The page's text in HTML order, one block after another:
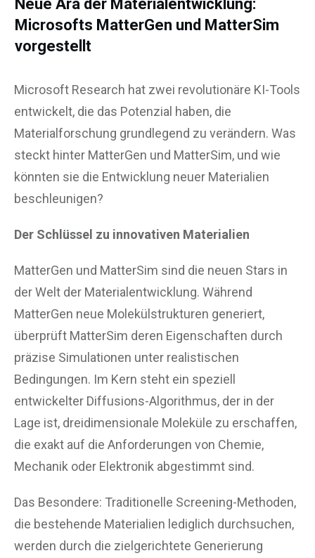
Neue Ära der Materialentwicklung:
Microsofts MatterGen und MatterSim
vorgestellt
Microsoft Research hat zwei revolutionäre KI-Tools
entwickelt, die das Potenzial haben, die
Materialforschung grundlegend zu verändern. Was
steckt hinter MatterGen und MatterSim, und wie
könnten sie die Entwicklung neuer Materialien
beschleunigen?
Der Schlüssel zu innovativen Materialien
MatterGen und MatterSim sind die neuen Stars in
der Welt der Materialentwicklung. Während
MatterGen neue Molekülstrukturen generiert,
überprüft MatterSim deren Eigenschaften durch
präzise Simulationen unter realistischen
Bedingungen. Im Kern steht ein speziell
entwickelter Diffusions-Algorithmus, der in der
Lage ist, dreidimensionale Moleküle zu erschaffen,
die exakt auf die Anforderungen von Chemie,
Mechanik oder Elektronik abgestimmt sind.
Das Besondere: Traditionelle Screening-Methoden,
die bestehende Materialien lediglich durchsuchen,
werden durch die zielgerichtete Generierung